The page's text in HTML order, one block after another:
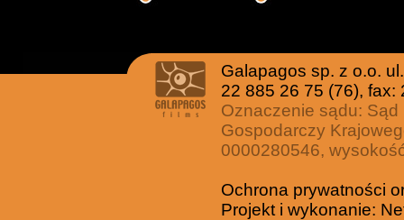
Galapagos sp. z o.o.
22 885 26 75 (76),
Oznaczenie sądu: Sąd
Gospodarczy
0000280546,
Ochrona prywatności
Projekt i wykonanie: